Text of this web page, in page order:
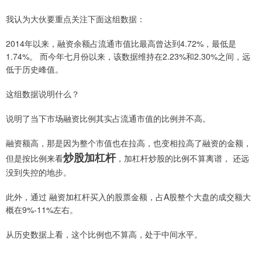
我认为大伙要重点关注下面这组数据：
2014年以来，融资余额占流通市值比最高曾达到4.72%，最低是
1.74%。 而今年七月份以来，该数据维持在2.23%和2.30%之间，远
低于历史峰值。
这组数据说明什么？
说明了当下市场融资比例其实占流通市值的比例并不高。
融资额高，那是因为整个市值也在拉高，也变相拉高了融资的金额，
但是按比例来看炒股加杠杆，加杠杆炒股的比例不算离谱， 还远
没到失控的地步。
此外，通过 融资加杠杆买入的股票金额，占A股整个大盘的成交额大
概在9%-11%左右。
从历史数据上看，这个比例也不算高，处于中间水平。